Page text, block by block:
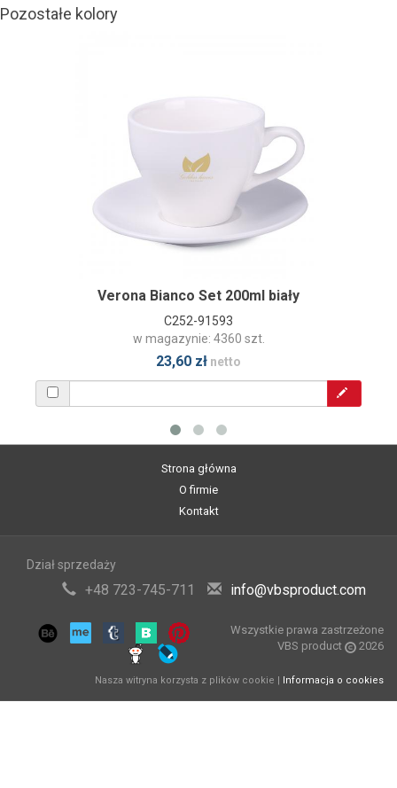
Pozostałe kolory
Verona Bianco Set 200ml biały
C252-91593
w magazynie: 4360 szt.
23,60 zł netto
Strona główna
O firmie
Kontakt
Dział sprzedaży
+48 723-745-711 info@vbsproduct.com
Wszystkie prawa zastrzeżone
VBS product
2026
Nasza witryna korzysta z plików cookie | Informacja o cookies